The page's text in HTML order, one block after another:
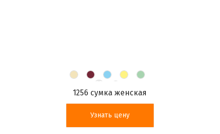
1256 сумка женская
Узнать цену